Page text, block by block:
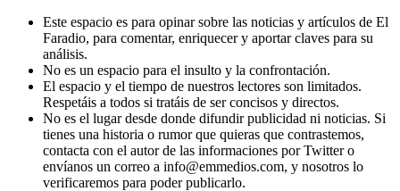
Este espacio es para opinar sobre las noticias y artículos de El
Faradio, para comentar, enriquecer y aportar claves para su
análisis.
No es un espacio para el insulto y la confrontación.
El espacio y el tiempo de nuestros lectores son limitados.
Respetáis a todos si tratáis de ser concisos y directos.
No es el lugar desde donde difundir publicidad ni noticias. Si
tienes una historia o rumor que quieras que contrastemos,
contacta con el autor de las informaciones por Twitter o
envíanos un correo a info@emmedios.com, y nosotros lo
verificaremos para poder publicarlo.